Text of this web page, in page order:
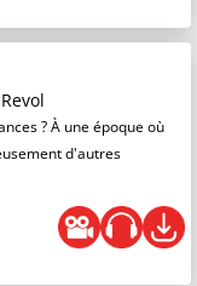
? À une époque où
d'autres